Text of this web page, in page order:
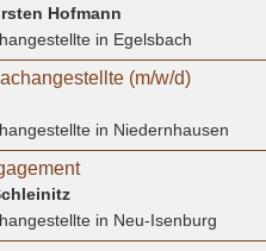
Hofmann
in Egelsbach
(m/w/d)
in Niedernhausen
in Neu-Isenburg